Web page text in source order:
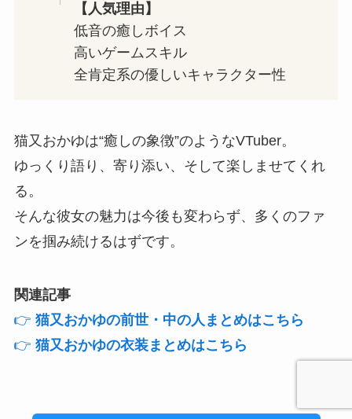
【人気理由】
低音の癒しボイス
高いゲームスキル
全肯定系の優しいキャラクター性
猫又おかゆは“癒しの象徴”のようなVTuber。
ゆっくり語り、寄り添い、そして楽しませてくれ
る。
そんな彼女の魅力は今後も変わらず、多くのファ
ンを掴み続けるはずです。
関連記事
👉 猫又おかゆの前世・中の人まとめはこちら
👉 猫又おかゆの衣装まとめはこちら